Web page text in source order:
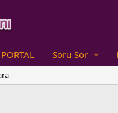
PORTAL Soru Sor